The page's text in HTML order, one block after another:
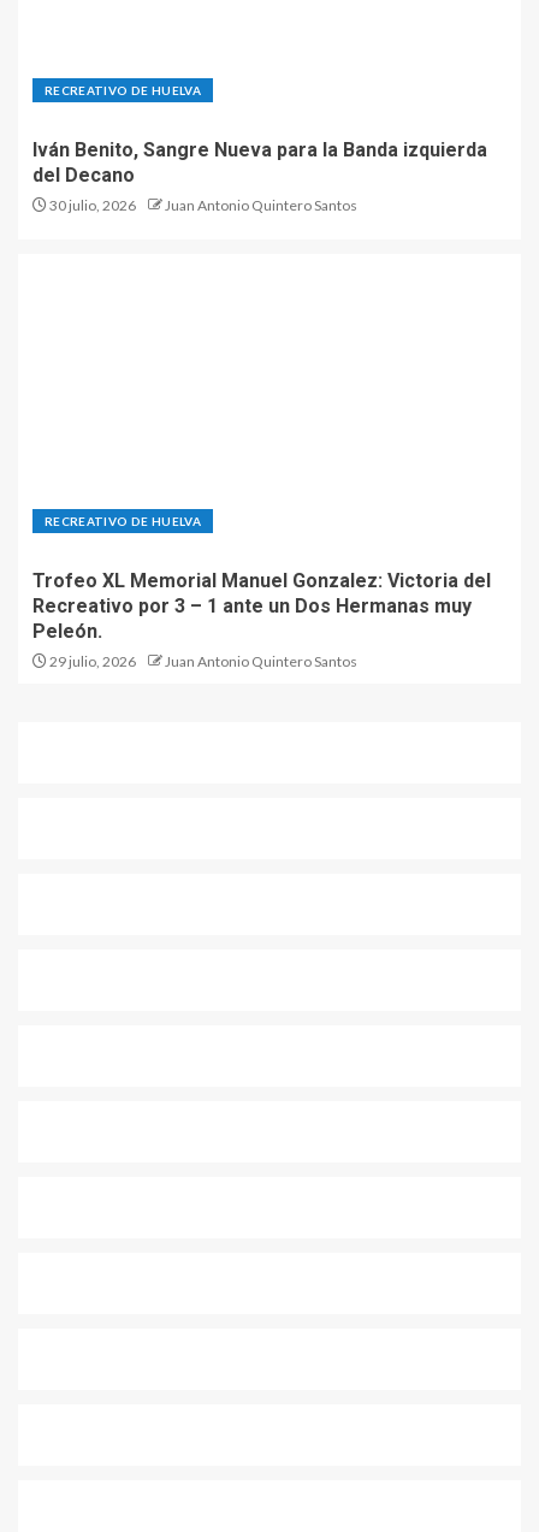
RECREATIVO DE HUELVA
Iván Benito, Sangre Nueva para la Banda izquierda
del Decano
30 julio, 2026 Juan Antonio Quintero Santos
RECREATIVO DE HUELVA
Trofeo XL Memorial Manuel Gonzalez: Victoria del
Recreativo por 3 – 1 ante un Dos Hermanas muy
Peleón.
29 julio, 2026 Juan Antonio Quintero Santos